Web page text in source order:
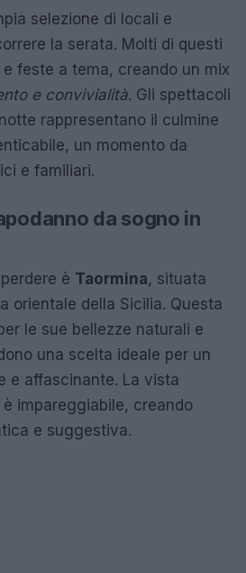
selezione di locali e
la serata. Molti di questi
feste a tema, creando un mix
e convivialità. Gli spettacoli
rappresentano il culmine
un momento da
e familiari.
da sogno in
è Taormina, situata
orientale della Sicilia. Questa
le sue bellezze naturali e
una scelta ideale per un
e affascinante. La vista
è impareggiabile, creando
e suggestiva.